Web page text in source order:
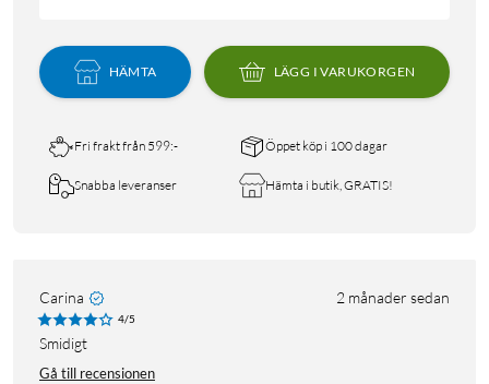
HÄMTA LÄGG I VARUKORGEN
Fri frakt från 599:- Öppet köp i 100 dagar
Snabba leveranser Hämta i butik, GRATIS!
Carina 2 månader sedan
4/5
Smidigt
Gå till recensionen